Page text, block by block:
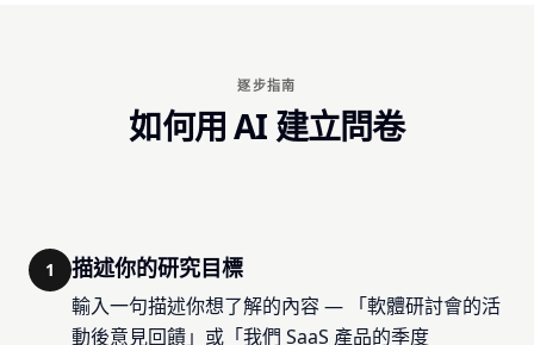
逐步指南
如何用 AI 建立問卷
1 描述你的研究目標
輸入一句描述你想了解的內容 — 「軟體研討會的活
動後意見回饋」或「我們 SaaS 產品的季度